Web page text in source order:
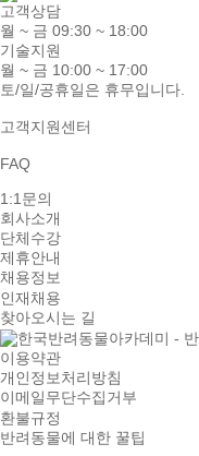
고객상담
월 ~ 금 09:30 ~ 18:00
기술지원
월 ~ 금 10:00 ~ 17:00
토/일/공휴일은 휴무입니다.
고객지원센터
FAQ
1:1문의
회사소개
단체수강
제휴안내
채용정보
인재채용
찾아오시는 길
이용약관
개인정보처리방침
이메일무단수집거부
환불규정
반려동물에 대한 꿀팁